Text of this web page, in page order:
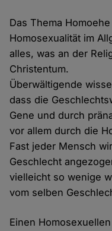
Das Thema
Homosexualität im
alles, was an der
Christentum.
Überwältigende
dass die
Gene und durch
vor allem durch die
Fast jeder Mensch
Geschlecht
vielleicht so wenige
vom selben
Einen